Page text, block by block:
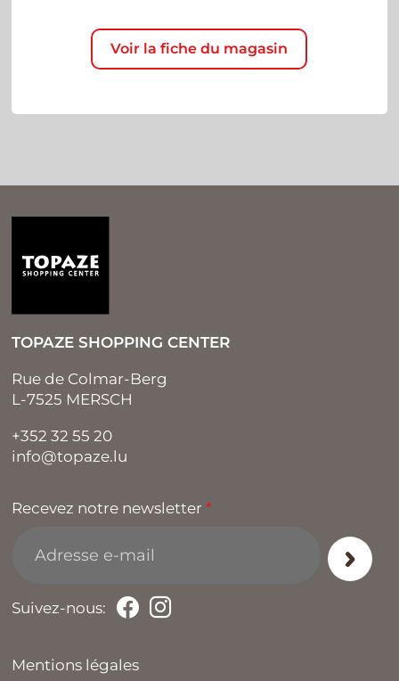
Voir la fiche du magasin
TOPAZE SHOPPING CENTER
Rue de Colmar-Berg
L-7525 MERSCH
+352 32 55 20
info@topaze.lu
Mentions légales
Recevez notre newsletter *
Suivez-nous: